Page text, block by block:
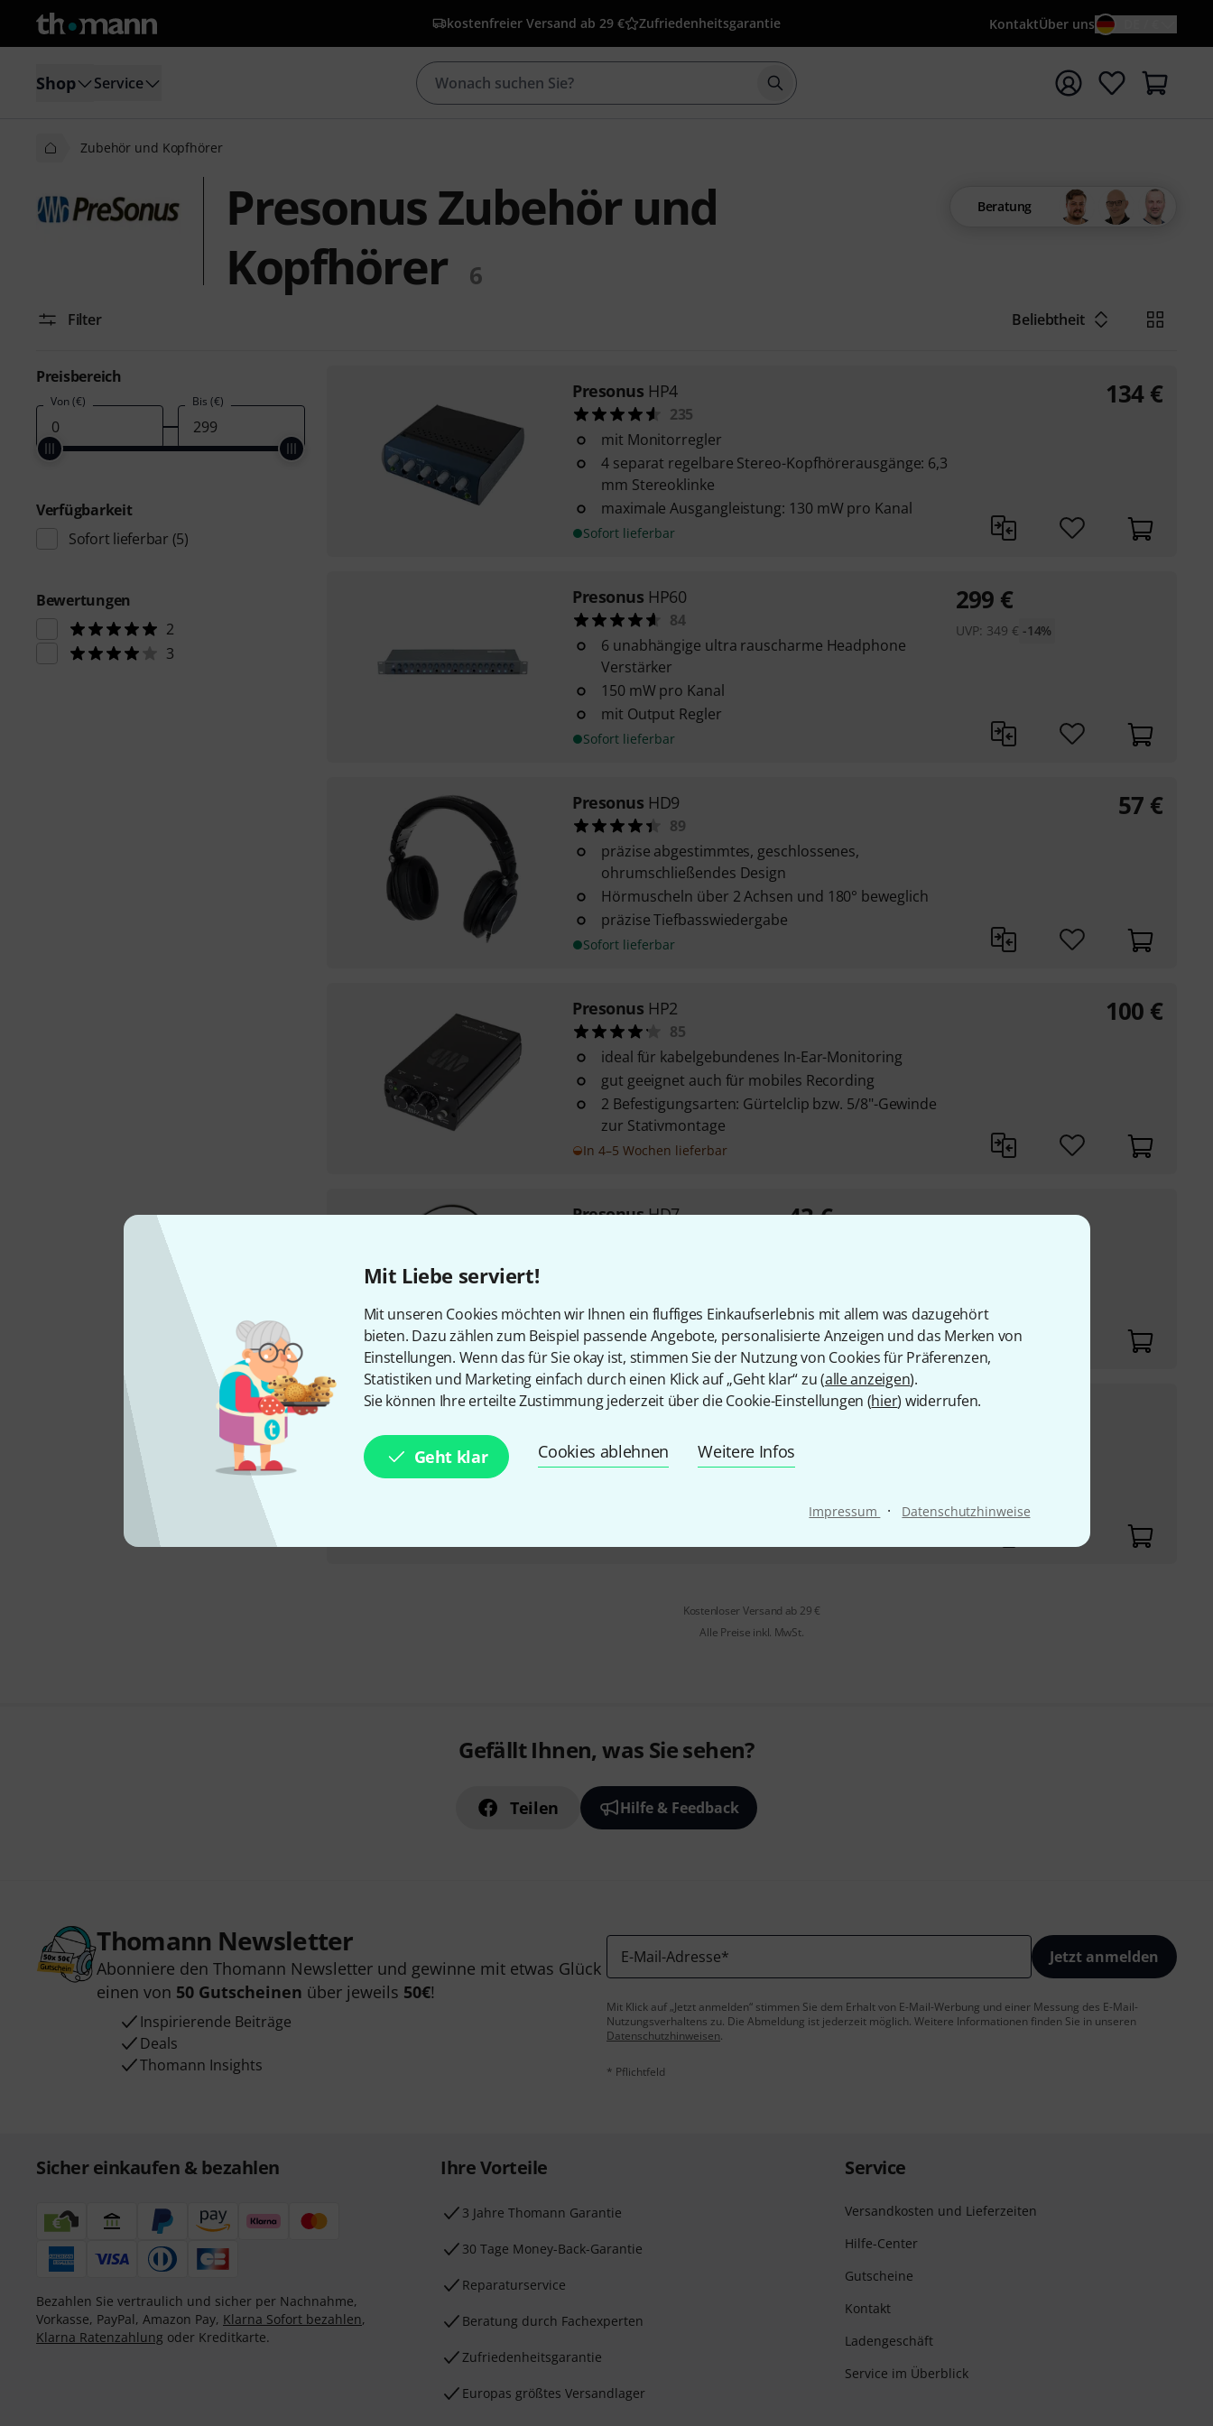
Mit Liebe serviert!
Mit unseren Cookies möchten wir Ihnen ein fluffiges Einkaufserlebnis mit allem was dazugehört
bieten. Dazu zählen zum Beispiel passende Angebote, personalisierte Anzeigen und das Merken von
Einstellungen. Wenn das für Sie okay ist, stimmen Sie der Nutzung von Cookies für Präferenzen,
Statistiken und Marketing einfach durch einen Klick auf „Geht klar“ zu (alle anzeigen).
Sie können Ihre erteilte Zustimmung jederzeit über die Cookie-Einstellungen (hier) widerrufen.
Geht klar Cookies ablehnen Weitere Infos
Impressum · Datenschutzhinweise
kostenfreier Versand ab 29 € Zufriedenheitsgarantie KontaktÜber uns
Shop Service Suche mit Suchwort {searchTerm} starten
Zubehör und Kopfhörer
Presonus Zubehör und
Kopfhörer
6
Beratung
Filter Beliebtheit
Preisbereich
Von (€) Bis (€)
Verfügbarkeit
Sofort lieferbar (5)
Bewertungen
2
3
Presonus HP4
235
mit Monitorregler
4 separat regelbare Stereo-Kopfhörerausgänge: 6,3
mm Stereoklinke
maximale Ausgangleistung: 130 mW pro Kanal
Sofort lieferbar
134 €
Presonus HP60
84
6 unabhängige ultra rauscharme Headphone
Verstärker
150 mW pro Kanal
mit Output Regler
Sofort lieferbar
299 €
UVP: 349 € -14%
Presonus HD9
89
präzise abgestimmtes, geschlossenes,
ohrumschließendes Design
Hörmuscheln über 2 Achsen und 180° beweglich
präzise Tiefbasswiedergabe
Sofort lieferbar
57 €
Presonus HP2
85
ideal für kabelgebundenes In-Ear-Monitoring
gut geeignet auch für mobiles Recording
2 Befestigungsarten: Gürtelclip bzw. 5/8"-Gewinde
zur Stativmontage
In 4–5 Wochen lieferbar
100 €
PresonusHD7
präzise Tiefbasswiedergabe
Sofort lieferbar
43€
Presonus SP2-ADJ
verstellbar
39 €
Kostenloser Versand ab 29 €
Alle Preise inkl. MwSt.
Gefällt Ihnen, was Sie sehen?
Teilen Hilfe & Feedback
Thomann Newsletter
Abonniere den Thomann Newsletter und gewinne mit etwas Glück
einen von 50 Gutscheinen über jeweils 50€!
Inspirierende Beiträge
Deals
Thomann Insights
E-Mail-Adresse* Jetzt anmelden
Mit Klick auf „Jetzt anmelden“ stimmen Sie dem Erhalt von E-Mail-Werbung und einer Messung des E-Mail-
Nutzungsverhaltens zu. Die Abmeldung ist jederzeit möglich. Weitere Informationen finden Sie in unseren
Datenschutzhinweisen.
* Pflichtfeld
Sicher einkaufen & bezahlen
Bezahlen Sie vertraulich und sicher per Nachnahme,
Vorkasse, PayPal, Amazon Pay, Klarna Sofort bezahlen,
Klarna Ratenzahlung oder Kreditkarte.
Ihre Vorteile
3 Jahre Thomann Garantie
30 Tage Money-Back-Garantie
Reparaturservice
Beratung durch Fachexperten
Zufriedenheitsgarantie
Europas größtes Versandlager
Service
Versandkosten und Lieferzeiten
Hilfe-Center
Gutscheine
Kontakt
Ladengeschäft
Service im Überblick